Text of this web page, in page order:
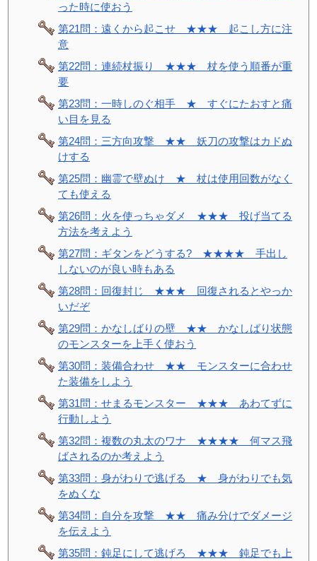
った時に使おう
第21問：遠くから起こせ ★★★ 起こし方に注
意
第22問：連続杖振り ★★★ 杖を使う順番が重
要
第23問：一時しのぐ相手 ★ すぐにたおすと痛
い目を見る
第24問：三方向攻撃 ★★ 妖刀の攻撃はカドぬ
けする
第25問：幽霊で壁ぬけ ★ 杖は使用回数がなく
ても使える
第26問：火を使っちゃダメ ★★★ 投げ当てる
方法を考えよう
第27問：ギタンをどうする? ★★★★ 手出し
しないのが良い時もある
第28問：回復封じ ★★★ 回復されるとやっか
いだぞ
第29問：かなしばりの壁 ★★ かなしばり状態
のモンスターを上手く使おう
第30問：装備合わせ ★★ モンスターに合わせ
た装備をしよう
第31問：せまるモンスター ★★★ あわてずに
行動しよう
第32問：複数の丸太のワナ ★★★★ 何マス飛
ばされるのか考えよう
第33問：身がわりで逃げる ★ 身がわりでも気
をぬくな
第34問：自分を攻撃 ★★ 痛み分けでダメージ
を伝えよう
第35問：鈍足にして逃げろ ★★★ 鈍足でも上